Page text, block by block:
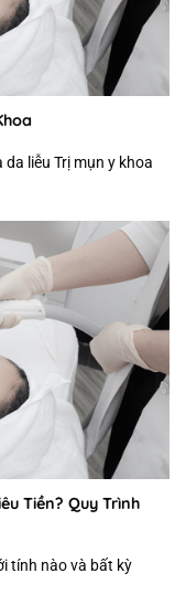
liễu Trị mụn y khoa
Tiền? Quy Trình
tính nào và bất kỳ